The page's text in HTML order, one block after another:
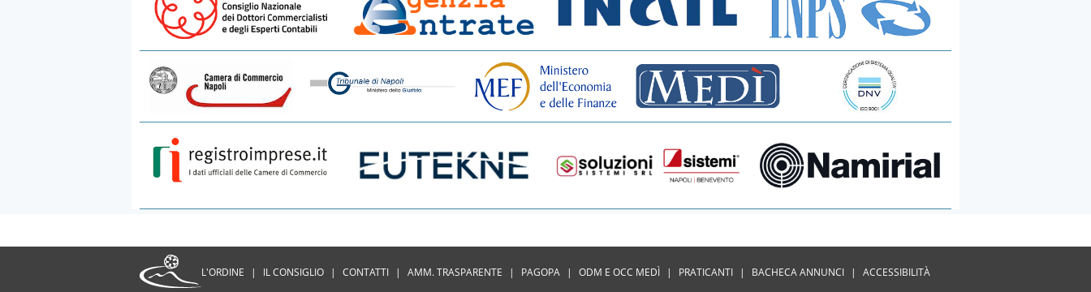
L'ORDINE | IL CONSIGLIO | CONTATTI | AMM. TRASPARENTE | PAGOPA | ODM E OCC MEDÌ | PRATICANTI | BACHECA ANNUNCI | ACCESSIBILITÀ